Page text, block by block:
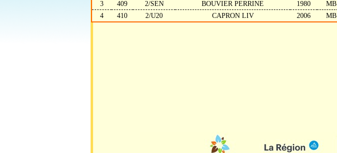
3
409 2/SEN BOUVIER PERRINE 1980 MB
4
410 2/U20 CAPRON LIV 2006 MB